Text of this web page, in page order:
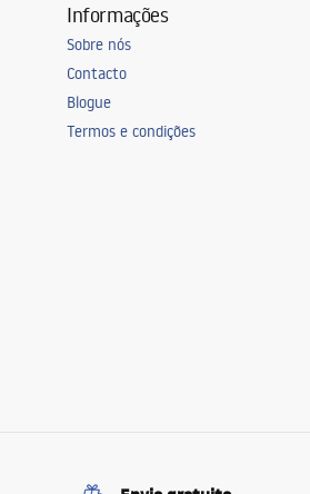
Informações
Sobre nós
Contacto
Blogue
Termos e condições